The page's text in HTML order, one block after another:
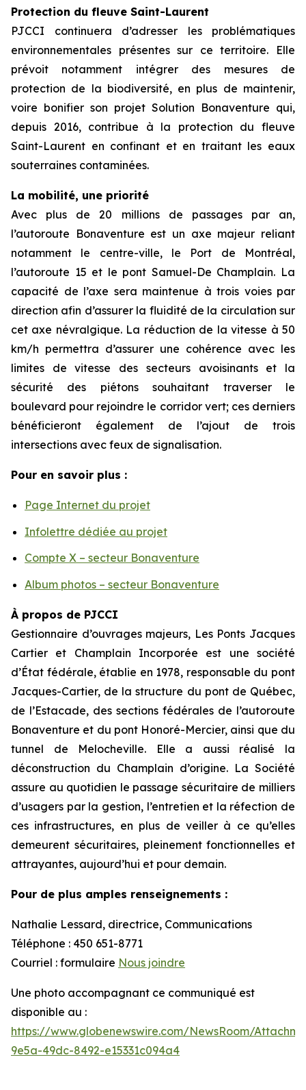
Protection du fleuve Saint-Laurent
PJCCI continuera d’adresser les problématiques
environnementales présentes sur ce territoire. Elle
prévoit notamment intégrer des mesures de
protection de la biodiversité, en plus de maintenir,
voire bonifier son projet Solution Bonaventure qui,
depuis 2016, contribue à la protection du fleuve
Saint-Laurent en confinant et en traitant les eaux
souterraines contaminées.
La mobilité, une priorité
Avec plus de 20 millions de passages par an,
l’autoroute Bonaventure est un axe majeur reliant
notamment le centre-ville, le Port de Montréal,
l’autoroute 15 et le pont Samuel-De Champlain. La
capacité de l’axe sera maintenue à trois voies par
direction afin d’assurer la fluidité de la circulation sur
cet axe névralgique. La réduction de la vitesse à 50
km/h permettra d’assurer une cohérence avec les
limites de vitesse des secteurs avoisinants et la
sécurité des piétons souhaitant traverser le
boulevard pour rejoindre le corridor vert; ces derniers
bénéficieront également de l’ajout de trois
intersections avec feux de signalisation.
Pour en savoir plus :
Page Internet du projet
Infolettre dédiée au projet
Compte X – secteur Bonaventure
Album photos – secteur Bonaventure
À propos de PJCCI
Gestionnaire d’ouvrages majeurs, Les Ponts Jacques
Cartier et Champlain Incorporée est une société
d’État fédérale, établie en 1978, responsable du pont
Jacques-Cartier, de la structure du pont de Québec,
de l’Estacade, des sections fédérales de l’autoroute
Bonaventure et du pont Honoré-Mercier, ainsi que du
tunnel de Melocheville. Elle a aussi réalisé la
déconstruction du Champlain d’origine. La Société
assure au quotidien le passage sécuritaire de milliers
d’usagers par la gestion, l’entretien et la réfection de
ces infrastructures, en plus de veiller à ce qu’elles
demeurent sécuritaires, pleinement fonctionnelles et
attrayantes, aujourd’hui et pour demain.
Pour de plus amples renseignements :
Nathalie Lessard, directrice, Communications
Téléphone : 450 651-8771
Courriel : formulaire Nous joindre
Une photo accompagnant ce communiqué est
disponible au :
https://www.globenewswire.com/NewsRoom/
9e5a-49dc-8492-e15331c094a4